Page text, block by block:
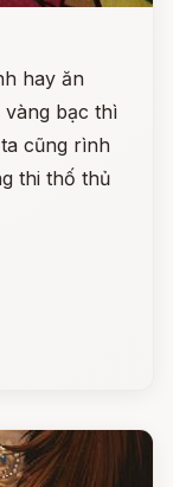
hay ăn
vàng bạc thì
cũng rình
thi thố thủ